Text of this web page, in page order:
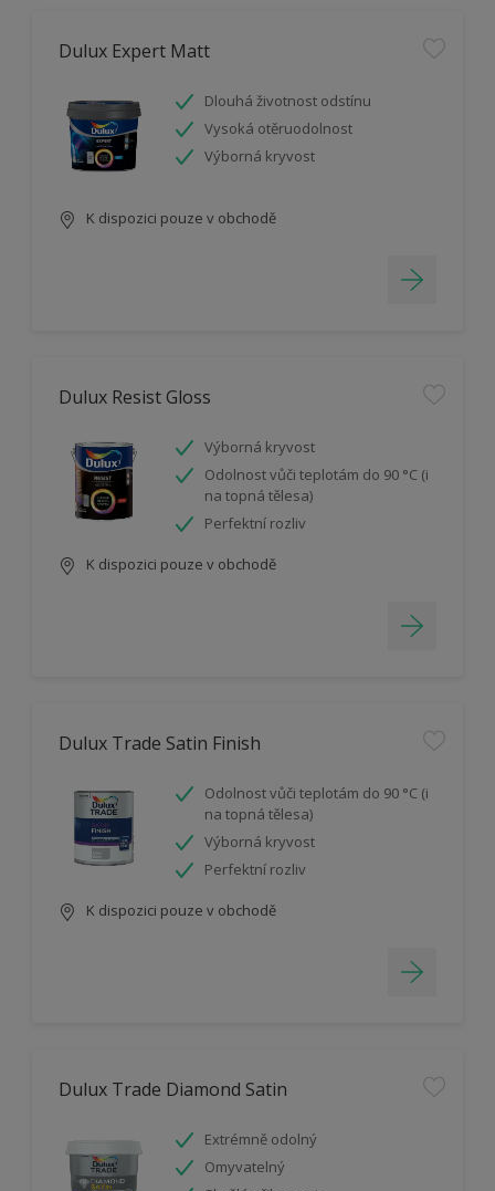
Dulux Expert Matt
Dlouhá životnost odstínu
Vysoká otěruodolnost
Výborná kryvost
K dispozici pouze v obchodě
Dulux Resist Gloss
Výborná kryvost
Odolnost vůči teplotám do 90 °C (i
na topná tělesa)
Perfektní rozliv
K dispozici pouze v obchodě
Dulux Trade Satin Finish
Odolnost vůči teplotám do 90 °C (i
na topná tělesa)
Výborná kryvost
Perfektní rozliv
K dispozici pouze v obchodě
Dulux Trade Diamond Satin
Extrémně odolný
Omyvatelný